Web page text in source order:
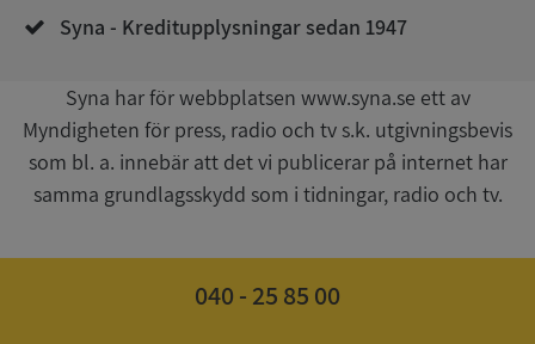
Syna - Kreditupplysningar sedan 1947
Syna har för webbplatsen www.syna.se ett av
Myndigheten för press, radio och tv s.k. utgivningsbevis
som bl. a. innebär att det vi publicerar på internet har
samma grundlagsskydd som i tidningar, radio och tv.
040 - 25 85 00
VISITOR_PRIVACY_METADATA
YouTube
ASP.NET_SessionId
Microsoft
Corporation
Privacy Policy